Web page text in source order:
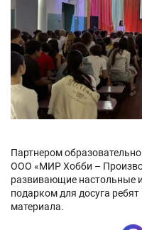
Партнером
ООО «МИР Хобби –
развивающие настольные
подарком для досуга
материала.